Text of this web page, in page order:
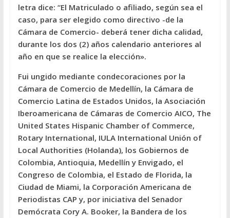
letra dice: “El Matriculado o afiliado, según sea el
caso, para ser elegido como directivo -de la
Cámara de Comercio- deberá tener dicha calidad,
durante los dos (2) años calendario anteriores al
año en que se realice la elección».
Fui ungido mediante condecoraciones por la
Cámara de Comercio de Medellín, la Cámara de
Comercio Latina de Estados Unidos, la Asociación
Iberoamericana de Cámaras de Comercio AICO, The
United States Hispanic Chamber of Commerce,
Rotary International, IULA International Unión of
Local Authorities (Holanda), los Gobiernos de
Colombia, Antioquia, Medellín y Envigado, el
Congreso de Colombia, el Estado de Florida, la
Ciudad de Miami, la Corporación Americana de
Periodistas CAP y, por iniciativa del Senador
Demócrata Cory A. Booker, la Bandera de los